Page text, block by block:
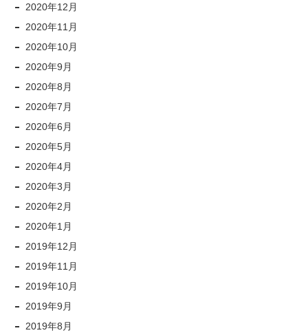
2020年12月
2020年11月
2020年10月
2020年9月
2020年8月
2020年7月
2020年6月
2020年5月
2020年4月
2020年3月
2020年2月
2020年1月
2019年12月
2019年11月
2019年10月
2019年9月
2019年8月